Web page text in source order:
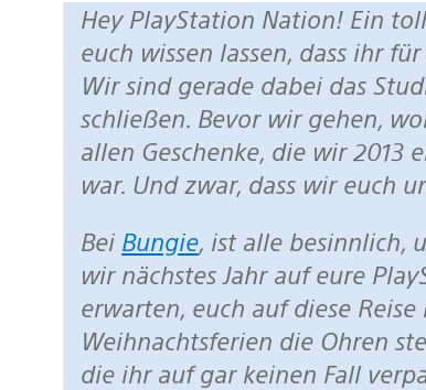
Hey PlayStation Nation! Ein tolles Jahr geht zu Ende und wir möchten
euch wissen lassen, dass ihr
Wir sind gerade dabei das
schließen. Bevor wir gehen,
allen Geschenke, die wir 2013
war. Und zwar, dass wir euch
Bei Bungie, ist alle besinnlich,
wir nächstes Jahr auf eure
erwarten, euch auf diese
Weihnachtsferien die Ohren
die ihr auf gar keinen Fall